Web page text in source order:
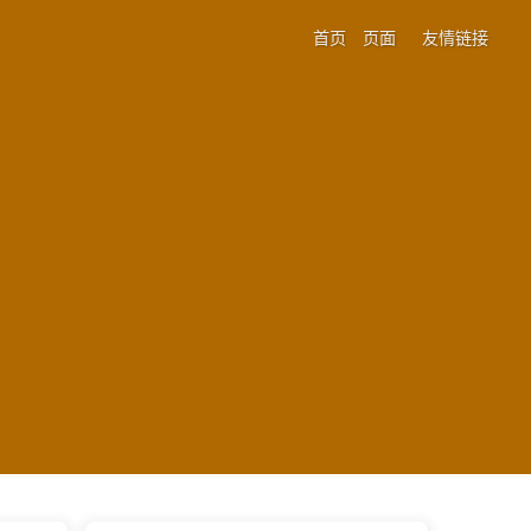
首页 页面 友情链接